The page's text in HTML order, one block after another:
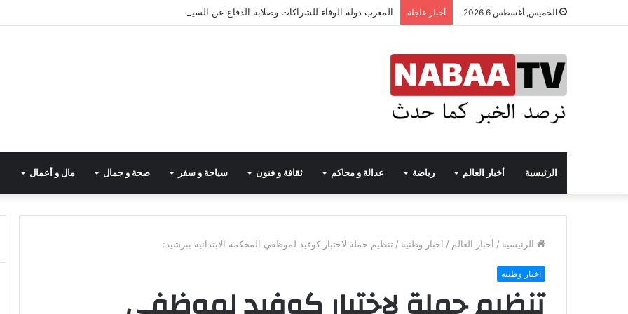
الخميس, أغسطس 6 2026 أخبار عاجلة المغرب دولة الوفاء للشراكات وصلابة الدفاع عن السيادة
الرئيسية أخبار العالم رياضة عدالة و محاكم ثقافة و فنون سياحة و سفر صحة و جمال مال و أعمال
الرئيسية / أخبار العالم / اخبار وطنية / تنظيم حملة لاختبار كوفيد لموظفي المحكمة الابتدائية ببرشيد:
اخبار وطنية